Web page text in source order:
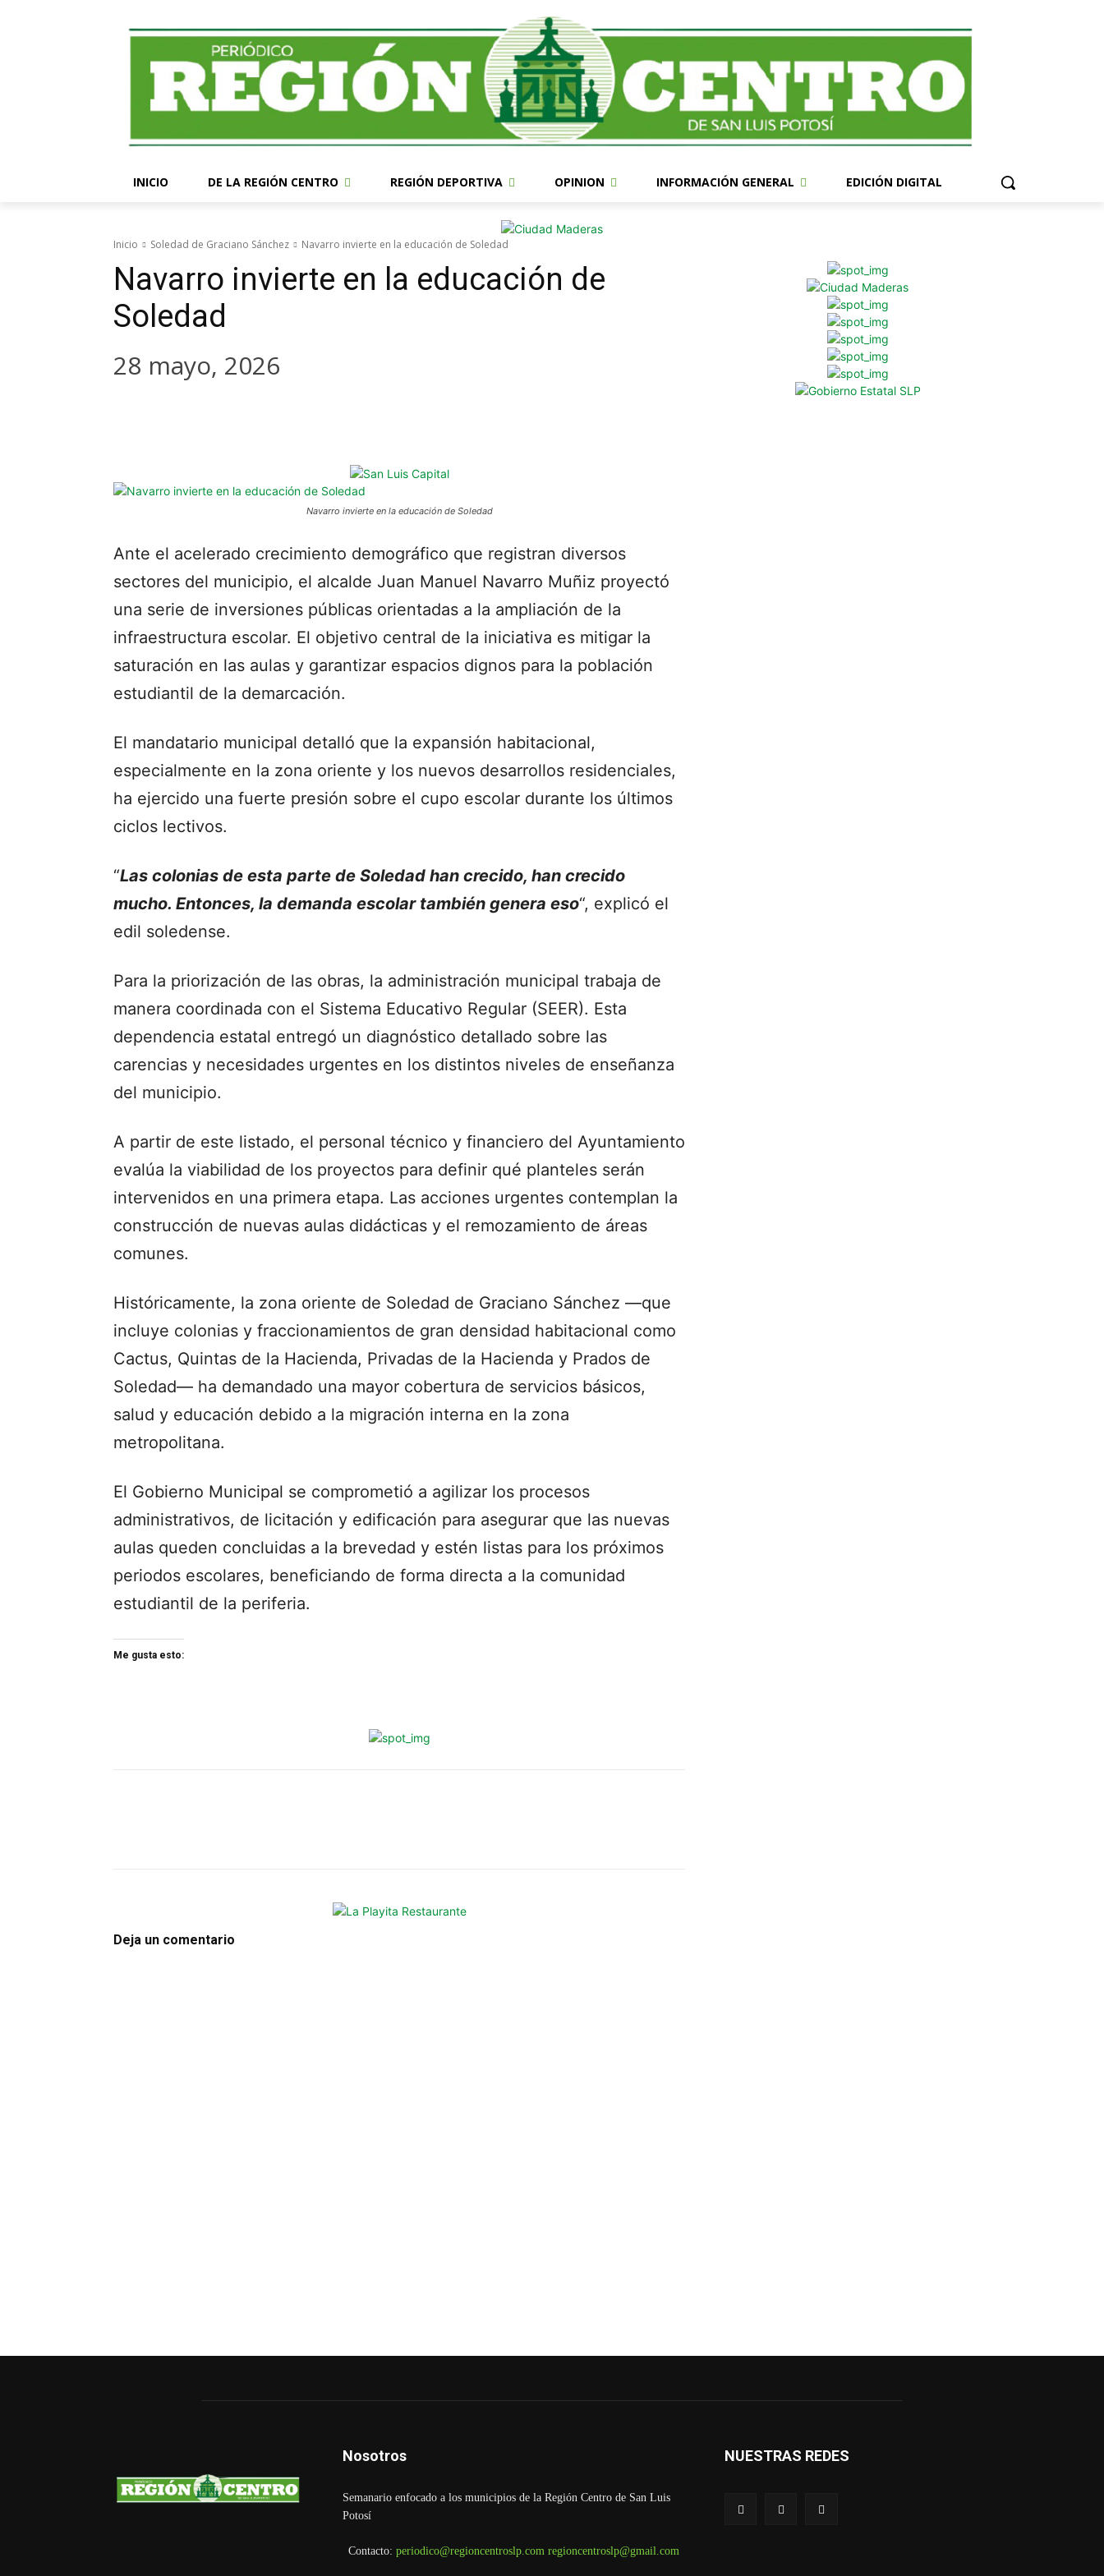
INICIO DE LA REGIÓN CENTRO REGIÓN DEPORTIVA OPINION INFORMACIÓN GENERAL EDICIÓN DIGITAL
Inicio Soledad de Graciano Sánchez Navarro invierte en la educación de Soledad
Navarro invierte en la educación de
Soledad
28 mayo, 2026
Navarro invierte en la educación de Soledad
Ante el acelerado crecimiento demográfico que registran diversos
sectores del municipio, el alcalde Juan Manuel Navarro Muñiz proyectó
una serie de inversiones públicas orientadas a la ampliación de la
infraestructura escolar. El objetivo central de la iniciativa es mitigar la
saturación en las aulas y garantizar espacios dignos para la población
estudiantil de la demarcación.
El mandatario municipal detalló que la expansión habitacional,
especialmente en la zona oriente y los nuevos desarrollos residenciales,
ha ejercido una fuerte presión sobre el cupo escolar durante los últimos
ciclos lectivos.
“Las colonias de esta parte de Soledad han crecido, han crecido
mucho. Entonces, la demanda escolar también genera eso“, explicó el
edil soledense.
Para la priorización de las obras, la administración municipal trabaja de
manera coordinada con el Sistema Educativo Regular (SEER). Esta
dependencia estatal entregó un diagnóstico detallado sobre las
carencias y necesidades urgentes en los distintos niveles de enseñanza
del municipio.
A partir de este listado, el personal técnico y financiero del Ayuntamiento
evalúa la viabilidad de los proyectos para definir qué planteles serán
intervenidos en una primera etapa. Las acciones urgentes contemplan la
construcción de nuevas aulas didácticas y el remozamiento de áreas
comunes.
Históricamente, la zona oriente de Soledad de Graciano Sánchez —que
incluye colonias y fraccionamientos de gran densidad habitacional como
Cactus, Quintas de la Hacienda, Privadas de la Hacienda y Prados de
Soledad— ha demandado una mayor cobertura de servicios básicos,
salud y educación debido a la migración interna en la zona
metropolitana.
El Gobierno Municipal se comprometió a agilizar los procesos
administrativos, de licitación y edificación para asegurar que las nuevas
aulas queden concluidas a la brevedad y estén listas para los próximos
periodos escolares, beneficiando de forma directa a la comunidad
estudiantil de la periferia.
Me gusta esto:
Deja un comentario
Nosotros
Semanario enfocado a los municipios de la Región Centro de San Luis
Potosí
Contacto: periodico@regioncentroslp.com regioncentroslp@gmail.com
NUESTRAS REDES